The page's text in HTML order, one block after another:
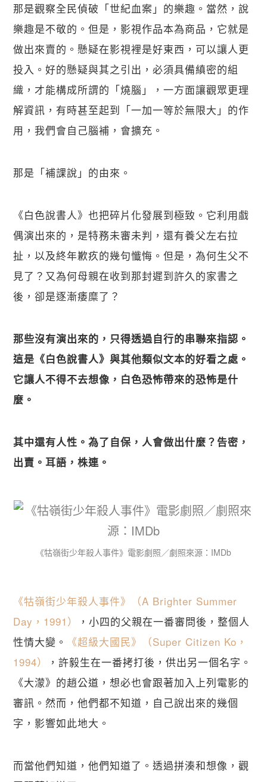
那是觀察全民偵破「世紀血案」的樂趣。當然，說
樂趣是不敬的。但是，影視作品本為商品，它就是
做出來賣的。懸疑在影視裡是好東西，可以讓人更
投入。好的懸疑與其之引出，必須具備縝密的組
織，才能構成所謂的「燒腦」，一方面讓觀眾更理
解資訊，有時甚至起到「一加一等於無限大」的作
用，我們會自己腦補，會擴充。
那是「補課說」的由來。
《白色說書人》也把碎片化發展到極致。它利用戲
偶演出來的，是特務未審未判，還有養父左右拉
扯，以及終年歉疚的幾句懺悔。但是，為何生父不
見了？又為何母親在收到那封遲到許久的家書之
後，卻是逐漸痿糜了？
那些沒有演出來的，只得透過自行的串聯來指認。
這是《白色說書人》與其他類似文本的好看之處。
它讓人不得不去想像，白色恐怖帶來的恐怖是什
麼。
其中還有人性。為了自保，人會做出什麼？告密，
出賣。耳語，株連。
《牯嶺街少年殺人事件》電影劇照／劇照來源：IMDb
《牯嶺街少年殺人事件》（A Brighter Summer
Day，1991）
，小四的父親在一番審問後，整個人
性情大變。
《超級大國民》（Super Citizen Ko，
1994）
，許毅生在一番拷打後，供出另一個名字。
《大濛》的趙公道，想必也會跟著加入上列電影的
審訊。然而，他們都不知道，自己說出來的幾個
字，影響如此地大。
而當他們知道，他們知道了。透過拼湊和想像，觀